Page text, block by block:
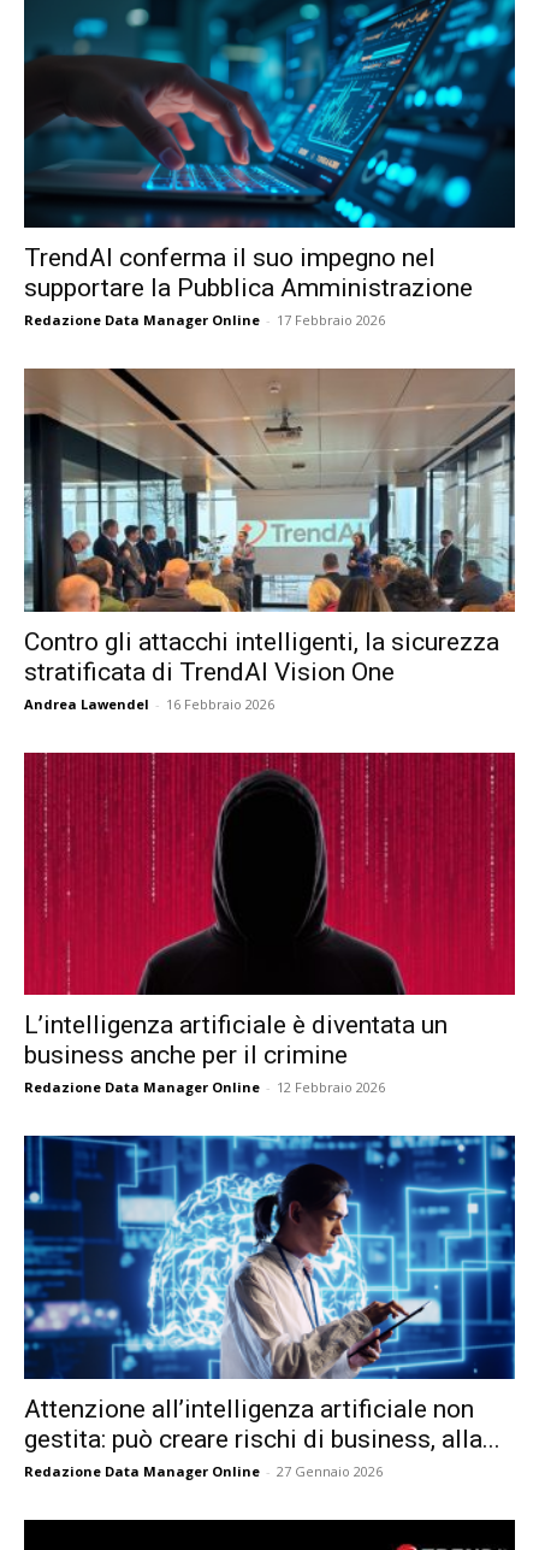
TrendAI conferma il suo impegno nel
supportare la Pubblica Amministrazione
Redazione Data Manager Online - 17 Febbraio 2026
Contro gli attacchi intelligenti, la sicurezza
stratificata di TrendAI Vision One
Andrea Lawendel - 16 Febbraio 2026
L’intelligenza artificiale è diventata un
business anche per il crimine
Redazione Data Manager Online - 12 Febbraio 2026
Attenzione all’intelligenza artificiale non
gestita: può creare rischi di business, alla...
Redazione Data Manager Online - 27 Gennaio 2026